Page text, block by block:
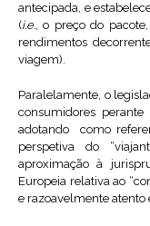
antecipada, e
(i.e., o preço do
rendimentos
viagem).
Paralelamente, o
consumidores perante
adotando como
perspetiva do
aproximação à
Europeia relativa ao
e razoavelmente atento